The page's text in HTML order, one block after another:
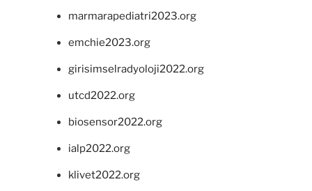
marmarapediatri2023.org
emchie2023.org
girisimselradyoloji2022.org
utcd2022.org
biosensor2022.org
ialp2022.org
klivet2022.org